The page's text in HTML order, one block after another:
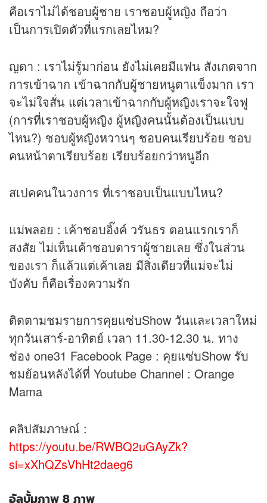
คือเราไม่ได้ชอบผู้ชาย เราชอบผู้หญิง ถือว่า
เป็นการเปิดตัวที่แรกเลยไหม?
ญดา : เราไม่รู้มาก่อน ยังไม่เคยมีแฟน สังเกตจาก
การเข้าฉาก เข้าฉากกับผู้ชายหนูตาแข็งมาก เรา
จะไม่ใจสั่น แต่เวลาเข้าฉากกับผู้หญิงเราจะใจฟู
(การที่เราชอบผู้หญิง ผู้หญิงคนนั้นต้องเป็นแบบ
ไหน?) ชอบผู้หญิงหวานๆ ชอบคนเรียบร้อย ชอบ
คนหน้าตาเรียบร้อย เรียบร้อยกว่าหนูอีก
สเปคคนในวงการ ที่เราชอบเป็นแบบไหน?
แม่พลอย : เค้าชอบอิ๊งค์ วรันธร ตอนแรกเราก็
สงสัย ไม่เห็นเค้าชอบดาราผู้ชายเลย ซึ่งในส่วน
ของเรา ก็แล้วแต่เค้าเลย มีสิ่งเดียวที่แม่จะไม่
บังคับ ก็คือเรื่องความรัก
ติดตามชมรายการคุยแซ่บShow วันและเวลาใหม่
ทุกวันเสาร์-อาทิตย์ เวลา 11.30-12.30 น. ทาง
ช่อง one31 Facebook Page : คุยแซ่บShow รับ
ชมย้อนหลังได้ที่ Youtube Channel : Orange
Mama
คลิปสัมภาษณ์ :
https://youtu.be/RWBQ2uGAyZk?
si=xXhQZsVhHt2daeg6
อัลบั้มภาพ 8 ภาพ